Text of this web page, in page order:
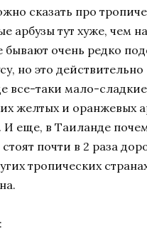
сказать про
арбузы тут хуже, чем
бывают очень редко
но это действительно
все-таки мало-
желтых и оранжевых
И еще, в Таиланде
почти в 2 раза
тропических